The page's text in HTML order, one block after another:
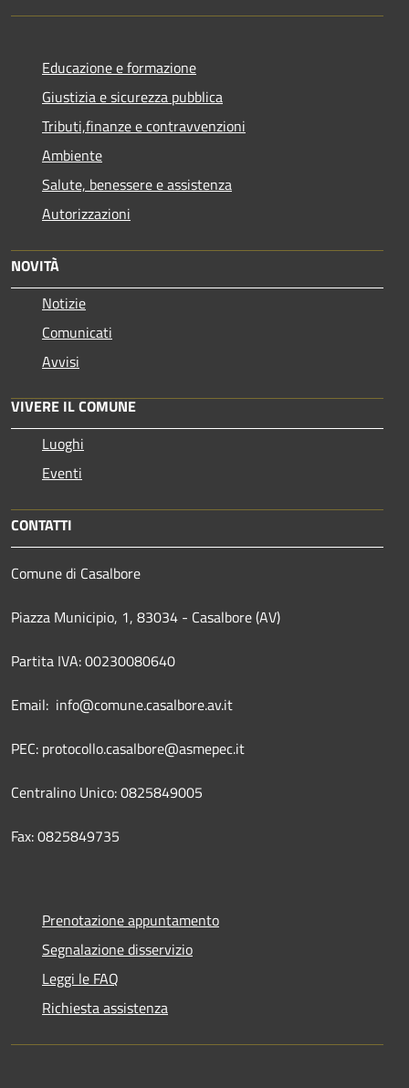
Educazione e formazione
Giustizia e sicurezza pubblica
Tributi,finanze e contravvenzioni
Ambiente
Salute, benessere e assistenza
Autorizzazioni
NOVITÀ
Notizie
Comunicati
Avvisi
VIVERE IL COMUNE
Luoghi
Eventi
CONTATTI
Comune di Casalbore
Piazza Municipio, 1, 83034 - Casalbore (AV)
Partita IVA: 00230080640
Email: info@comune.casalbore.av.it
PEC: protocollo.casalbore@asmepec.it
Centralino Unico: 0825849005
Fax: 0825849735
Prenotazione appuntamento
Segnalazione disservizio
Leggi le FAQ
Richiesta assistenza